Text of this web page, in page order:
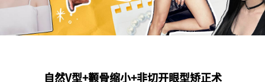
自然V型+颧骨缩小+非切开眼型矫正术